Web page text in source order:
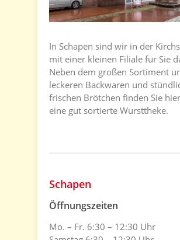
In Schapen sind wir in der
mit einer kleinen Filiale für Sie
Neben dem großen Sortiment
leckeren Backwaren und
frischen Brötchen finden Sie
eine gut sortierte Wursttheke.
Schapen
Öffnungszeiten
Mo. – Fr. 6:30 – 12:30 Uhr